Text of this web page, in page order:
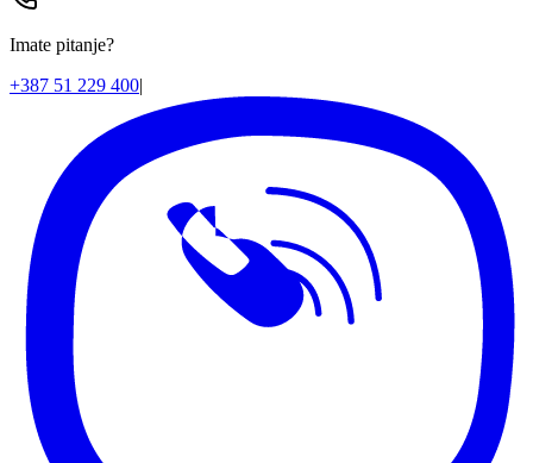
Imate pitanje?
+387 51 229 400|